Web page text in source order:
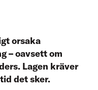
orsaka
– oavsett om
Lagen kräver
det sker.